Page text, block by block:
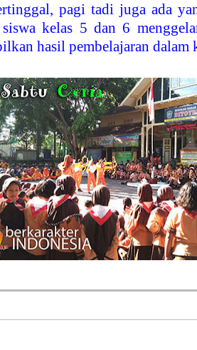
pagi tadi juga ada
siswa kelas 5 dan 6
hasil pembelajaran dalam